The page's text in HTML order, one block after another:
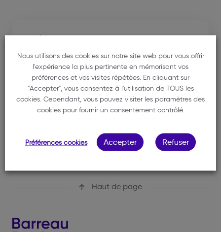
Cabinet
PWC SOCIETE D'AVOCATS
05 57 10 07 00
bordeaux.standard@fr.pwc.com
179 Cours du Médoc
33000 BORDEAUX
Haut de page
Nous utilisons des cookies sur notre site web pour vous offrir
l'expérience la plus pertinente en mémorisant vos
préférences et vos visites répétées. En cliquant sur
"Accepter", vous consentez à l'utilisation de TOUS les
cookies. Cependant, vous pouvez visiter les paramètres des
cookies pour fournir un consentement contrôlé.
Préférences cookies Accepter Refuser